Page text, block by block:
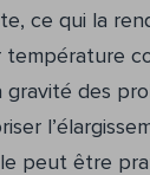
ce qui la
des
peut être